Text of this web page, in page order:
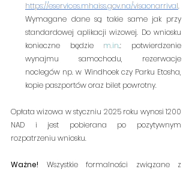
https://eservices.mhaiss.gov.na/visaonarrival.
Wymagane dane są takie same jak przy
standardowej aplikacji wizowej. Do wniosku
konieczne będzie m.in.: potwierdzenie
wynajmu samochodu, rezerwacje
noclegów np. w Windhoek czy Parku Etosha,
kopie paszportów oraz bilet powrotny.
Opłata wizowa w styczniu 2025 roku wynosi 1200
NAD i jest pobierana po pozytywnym
rozpatrzeniu wniosku.
Ważne! Wszystkie formalności związane z